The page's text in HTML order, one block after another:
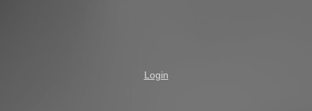
Login